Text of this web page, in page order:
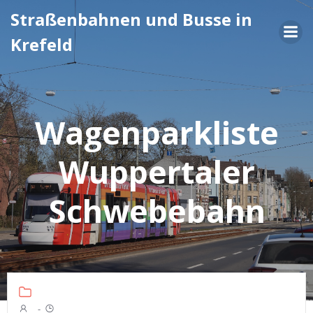
Inhalt
Straßenbahnen und Busse in
Krefeld
Wagenparkliste
Wuppertaler
Schwebebahn
-